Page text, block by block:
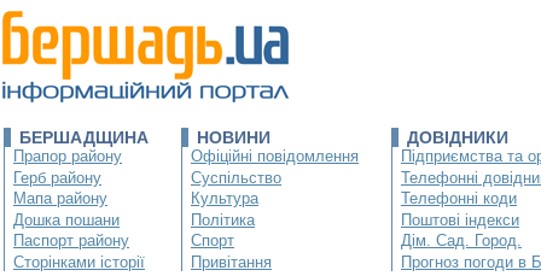
БЕРШАДЩИНА
Прапор району
Герб району
Мапа району
Дошка пошани
Паспорт району
Сторінками історії
НОВИНИ
Офіційні повідомлення
Суспільство
Культура
Політика
Спорт
Привітання
ДОВІДНИКИ
Підприємства та
Телефонні
Телефонні коди
Поштові індекси
Дім. Сад. Город.
Прогноз погоди в